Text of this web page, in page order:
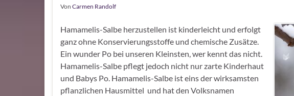
Von Carmen Randolf
Hamamelis-Salbe herzustellen ist kinderleicht und erfolgt
ganz ohne Konservierungsstoffe und chemische Zusätze.
Ein wunder Po bei unseren Kleinsten, wer kennt das nicht.
Hamamelis-Salbe pflegt jedoch nicht nur zarte Kinderhaut
und Babys Po. Hamamelis-Salbe ist eins der wirksamsten
pflanzlichen Hausmittel und hat den Volksnamen